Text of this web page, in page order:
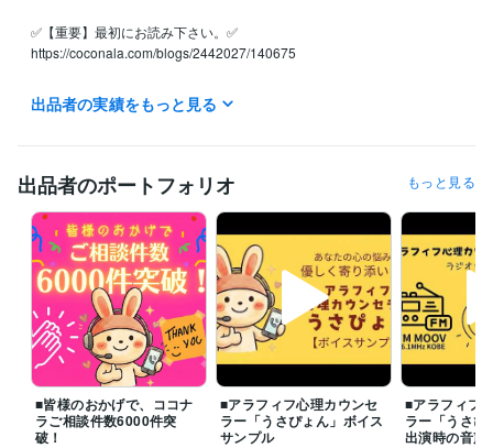
✅【重要】最初にお読み下さい。✅
https://coconala.com/blogs/2442027/140675
✅ よくご相談いただくお悩み
◆片思いの悩み
◆夫婦関係・DV・モラハラ・離婚の悩み
◆セックスレスの悩み
◆毒親・子供、家庭の悩み
◆職場の人間関係の悩み
◆友達関係の悩み
◆ＨＳＰ（繊細さん）の悩み
◆仕事・転職・キャリアの悩み
◆お金の悩み
◆生き方・人生の悩み等
つらく苦しい気持ちやモヤモヤを少しでも早く手放し、心穏やかに過ご
せるよう、誠心誠意サポートいたします。どんなことでもお気軽にご相
談くださいね。
出品者の実績をもっと見る
出品者のポートフォリオ もっと見る
■皆様のおかげで、ココナ
ラご相談件数6000件突
破！
■アラフィフ心理カウンセ
ラー「うさぴょん」ボイス
サンプル
■アラフィフ
ラー「うさぴ
出演時の音声